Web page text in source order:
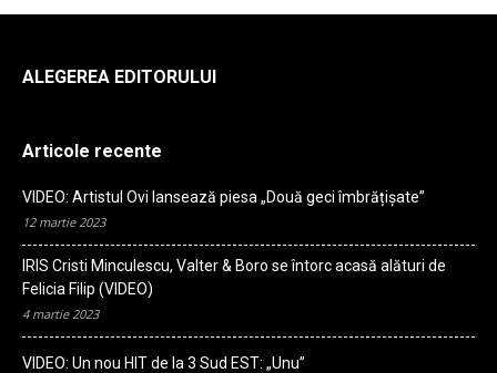
ALEGEREA EDITORULUI
Articole recente
VIDEO: Artistul Ovi lansează piesa „Două geci îmbrățișate”
12 martie 2023
IRIS Cristi Minculescu, Valter & Boro se întorc acasă alături de
Felicia Filip (VIDEO)
4 martie 2023
VIDEO: Un nou HIT de la 3 Sud EST: „Unu”